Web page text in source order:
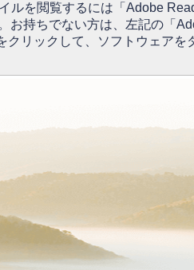
ルを閲覧するには「Adobe
お持ちでない方は、左記の「
クリックして、ソフトウェアを